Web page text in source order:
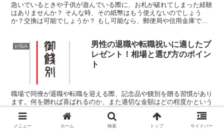
急いでいるときや子供が遊んでいる際に、お札が破れてしまった経験
はありませんか？ そんな時、その紙幣はもう使えないのでしょう
か？交換は可能でしょうか？ もし可能なら、郵便局や信用金庫での
お悩み
男性の退職や転職祝いに適したプ
レゼント！相場と選び方のポイン
ト
職場で同僚が退職や転職を迎える際、記念品や餞別を贈る習慣があり
ます。何を贈れば喜ばれるのか、また適切な金額はどの程度かという
点で迷うことがよくあります。 「予算はどれくらいが良いのだろう
か？」 「どのようなギフトが喜ばれるのだろうか？」 こ...
メニュー ホーム 検索 トップ サイドバー